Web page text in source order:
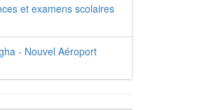
et examens scolaires
- Nouvel Aéroport